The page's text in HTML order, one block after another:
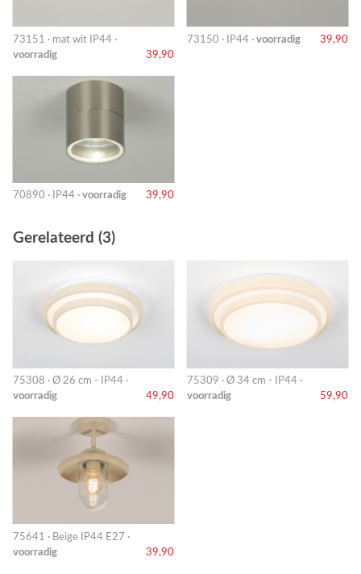
73151 · mat wit IP44 ·
voorradig
39,90
73150 · IP44 · voorradig 39,90
70890 · IP44 · voorradig 39,90
Gerelateerd (3)
75308 · Ø 26 cm - IP44 ·
voorradig
49,90
75309 · Ø 34 cm - IP44 ·
voorradig
59,90
75641 · Beige IP44 E27 ·
voorradig
39,90